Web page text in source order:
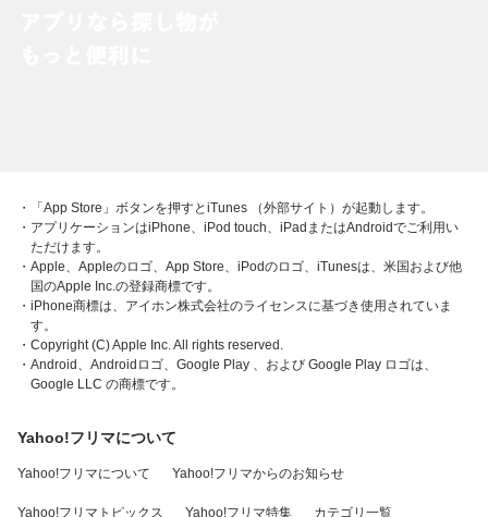
・「App Store」ボタンを押すとiTunes （外部サイト）が起動します。
・アプリケーションはiPhone、iPod touch、iPadまたはAndroidでご利用い
ただけます。
・Apple、Appleのロゴ、App Store、iPodのロゴ、iTunesは、米国および他
国のApple Inc.の登録商標です。
・iPhone商標は、アイホン株式会社のライセンスに基づき使用されていま
す。
・Copyright (C) Apple Inc. All rights reserved.
・Android、Androidロゴ、Google Play 、および Google Play ロゴは、
Google LLC の商標です。
Yahoo!フリマについて
Yahoo!フリマについて Yahoo!フリマからのお知らせ
Yahoo!フリマトピックス Yahoo!フリマ特集 カテゴリ一覧